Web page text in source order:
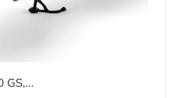
GS,...